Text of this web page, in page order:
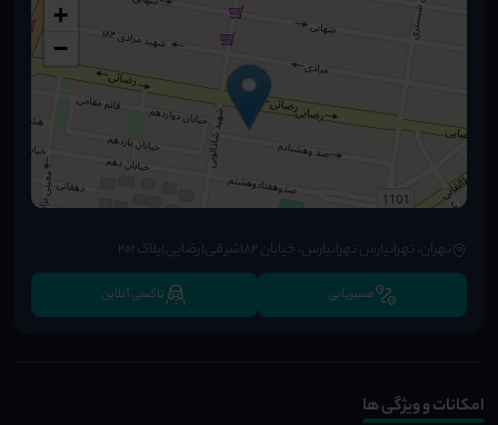
+
−
تهران، تهرانپارس تهرانپارس، خیابان ۱۸۲شرقی(رضایی)پلاک ۲۰۱
مسیریابی تاکسی آنلاین
امکانات و ویژگی ها